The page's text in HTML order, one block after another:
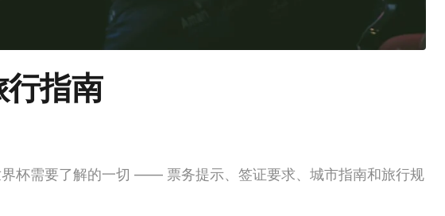
行指南
杯需要了解的一切 —— 票务提示、签证要求、城市指南和旅行规